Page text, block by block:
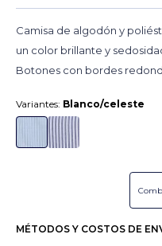
Camisa de algodón y
un color brillante y
Botones con bordes
Variantes: Blanco/celeste
MÉTODOS Y COSTOS DE